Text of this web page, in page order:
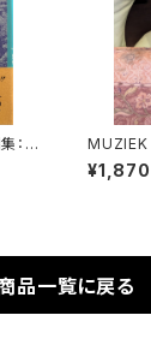
：音
昭
MUZIEK
3【著者
NBURG
¥1,870
品一覧に戻る